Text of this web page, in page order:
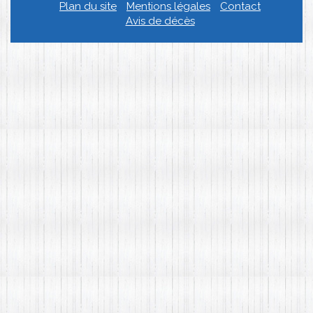
Plan du site Mentions légales
Contact
Avis de décès